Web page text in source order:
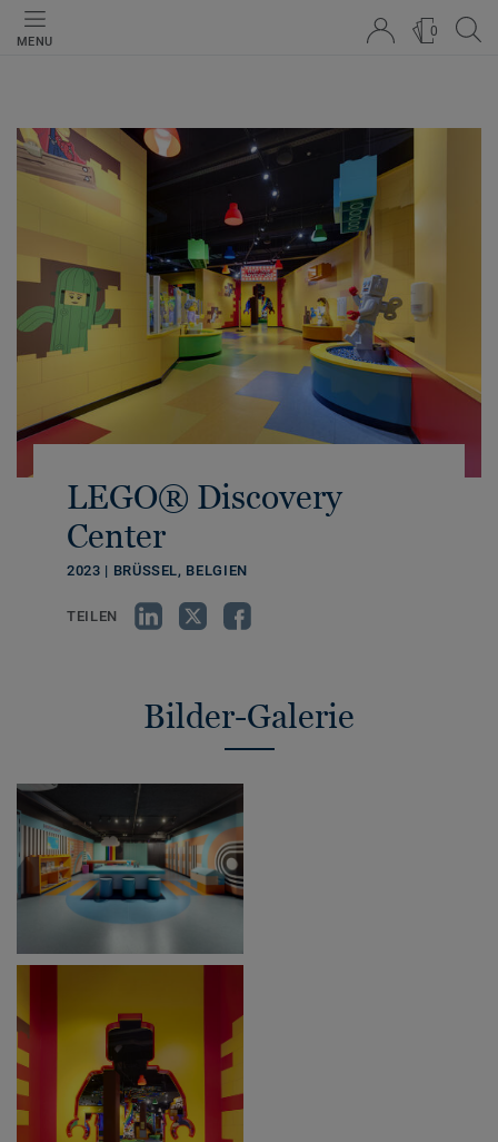
MENU
0
LEGO® Discovery
Center
2023 | BRÜSSEL, BELGIEN
TEILEN
Bilder-Galerie